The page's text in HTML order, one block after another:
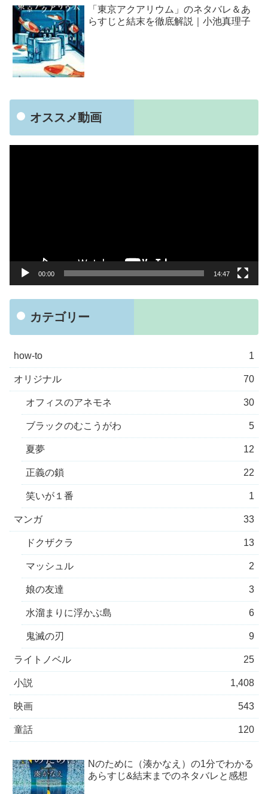
「東京アクアリウム」のネタバレ＆あ
らすじと結末を徹底解説｜小池真理子
オススメ動画
00:00 14:47
カテゴリー
how-to 1
オリジナル 70
オフィスのアネモネ 30
ブラックのむこうがわ 5
夏夢 12
正義の鎖 22
笑いが１番 1
マンガ 33
ドクザクラ 13
マッシュル 2
娘の友達 3
水溜まりに浮かぶ島 6
鬼滅の刃 9
ライトノベル 25
小説 1,408
映画 543
童話 120
Nのために（湊かなえ）の1分でわかる
あらすじ&結末までのネタバレと感想